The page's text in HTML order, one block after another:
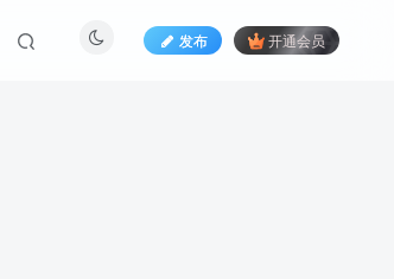
发布 开通会员